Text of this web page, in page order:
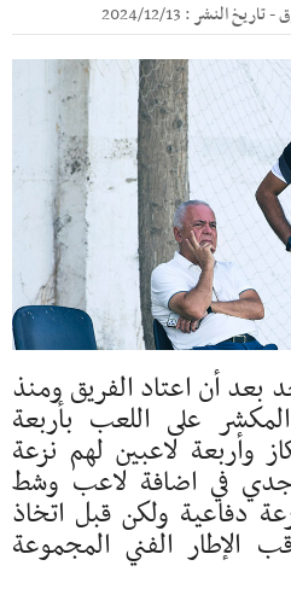
النشر : 2024/12/13
بعد أن اعتاد الفريق ومنذ
على اللعب بأربعة
وأربعة لاعبين لهم نزعة
في اضافة لاعب وشط
دفاعية ولكن قبل اتخاذ
الفني المجموعة